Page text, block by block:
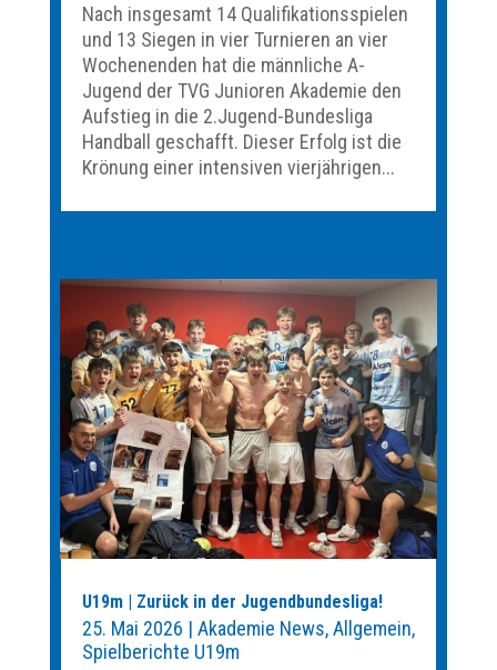
Nach insgesamt 14 Qualifikationsspielen
und 13 Siegen in vier Turnieren an vier
Wochenenden hat die männliche A-
Jugend der TVG Junioren Akademie den
Aufstieg in die 2.Jugend-Bundesliga
Handball geschafft. Dieser Erfolg ist die
Krönung einer intensiven vierjährigen...
U19m | Zurück in der Jugendbundesliga!
25. Mai 2026 | Akademie News,Allgemein,
Spielberichte U19m